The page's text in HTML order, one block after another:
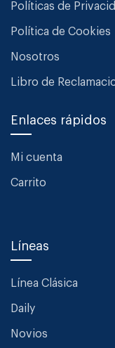
Políticas de
Política de Cookies
Nosotros
Libro de
Enlaces rápidos
Mi cuenta
Carrito
Líneas
Línea Clásica
Daily
Novios